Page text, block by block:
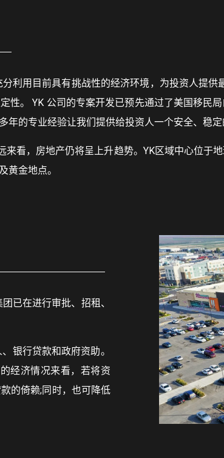
用目前具有挑战性的经济环境，为投资人提供
性。 YK 公司的专案开发已预先通过了美国移民
的专业经验让我们提供给投资人一个安全、稳定
，房地产仍将呈上升趋势。YK区域中心位于
黄金地点。
已在进行审批、招租、
行贷款和政府资助。
经济情况来看，若将资
的倚赖;同时，也可降低